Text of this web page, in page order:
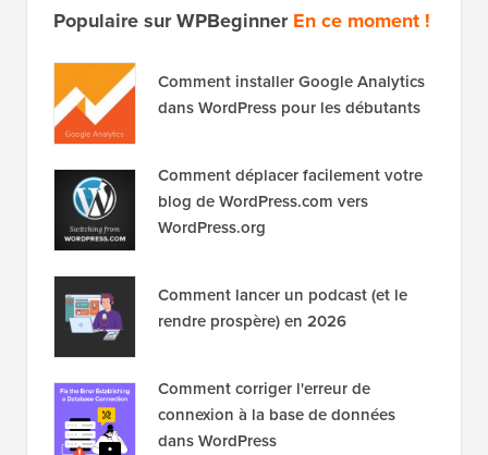
Populaire sur WPBeginnerEn ce moment !
Comment installer Google Analytics
dans WordPress pour les débutants
Comment déplacer facilement votre
blog de WordPress.com vers
WordPress.org
Comment lancer un podcast (et le
rendre prospère) en 2026
Comment corriger l'erreur de
connexion à la base de données
dans WordPress